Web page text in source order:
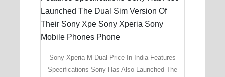
Sony Xperia M Dual Price In India Features
Specifications Sony Has Also Launched The